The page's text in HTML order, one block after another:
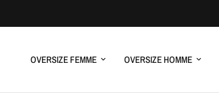
OVERSIZE FEMME OVERSIZE HOMME